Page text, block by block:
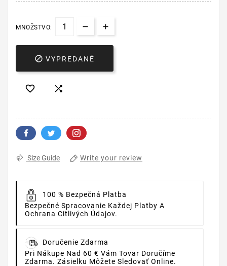
MNOŽSTVO:
 VYPREDANÉ
 
Size Guide Write your review
100 % Bezpečná Platba
Bezpečné Spracovanie Každej Platby A
Ochrana Citlivých Údajov.
Doručenie Zdarma
Pri Nákupe Nad 60 € Vám Tovar Doručíme
Zdarma. Zásielku Môžete Sledovať Online.